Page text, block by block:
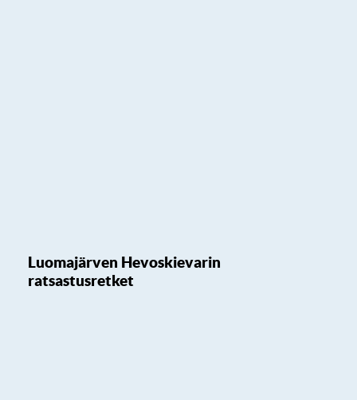
Luomajärven Hevoskievarin
ratsastusretket